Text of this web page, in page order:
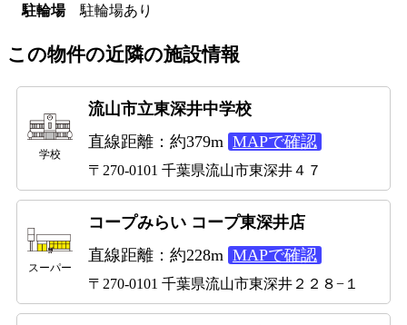
駐輪場 駐輪場あり
この物件の近隣の施設情報
学校
流山市立東深井中学校
直線距離：約379m MAPで確認
〒270-0101 千葉県流山市東深井４７
スーパー
コープみらい コープ東深井店
直線距離：約228m MAPで確認
〒270-0101 千葉県流山市東深井２２８−１